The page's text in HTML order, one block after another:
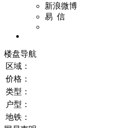
新浪微博
易 信
楼盘导航
区域：
价格：
类型：
户型：
地铁：